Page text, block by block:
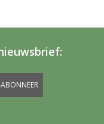
ABONNEER